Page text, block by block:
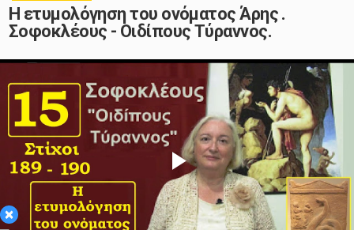
Η ετυμολόγηση του ονόματος Άρης .
Σοφοκλέους - Οιδίπους Τύραννος.
×
Play